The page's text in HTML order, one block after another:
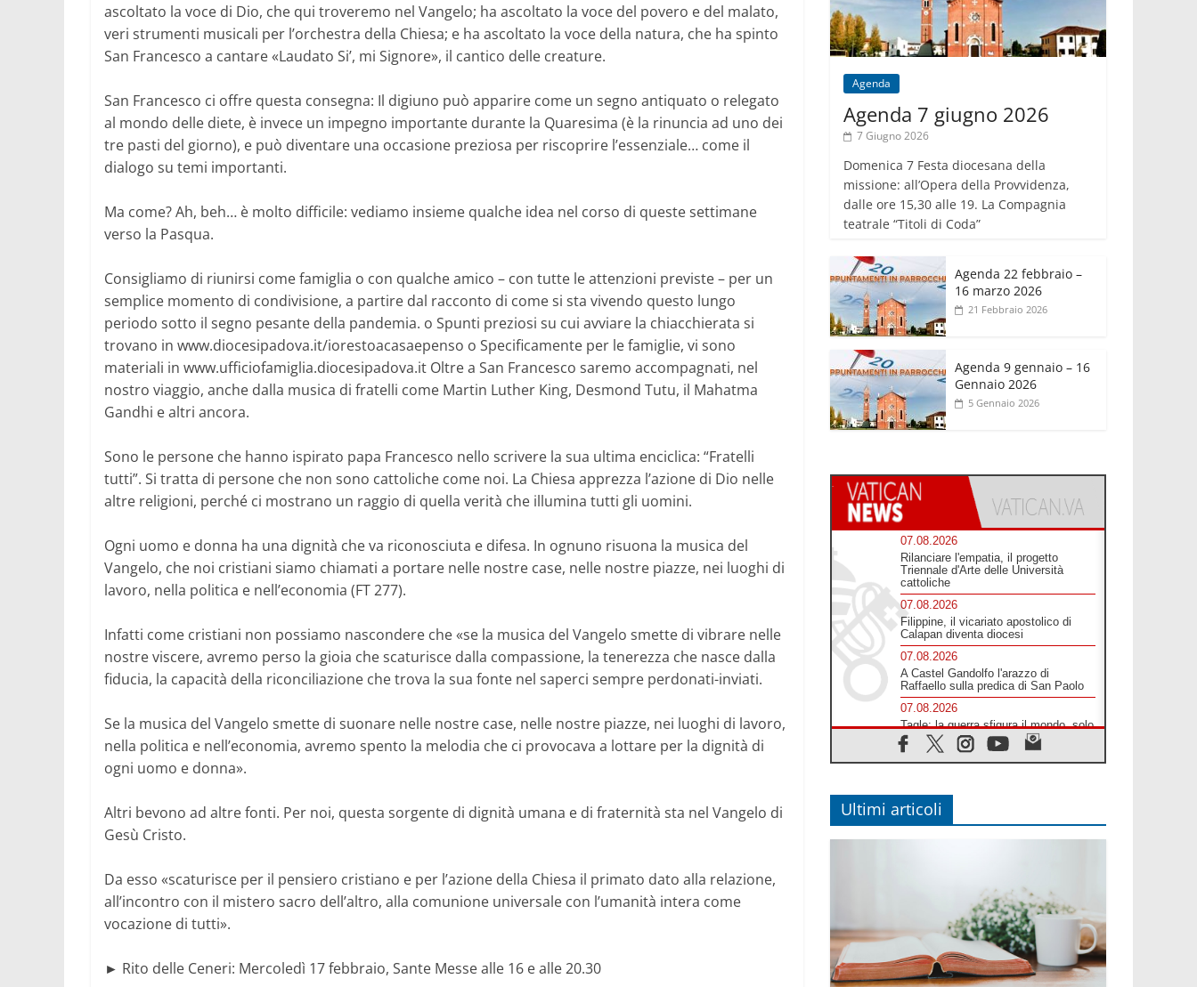
ascoltato la voce di Dio, che qui troveremo nel Vangelo; ha ascoltato la voce del povero e del malato,
veri strumenti musicali per l’orchestra della Chiesa; e ha ascoltato la voce della natura, che ha spinto
San Francesco a cantare «Laudato Si’, mi Signore», il cantico delle creature.
San Francesco ci offre questa consegna: Il digiuno può apparire come un segno antiquato o relegato
al mondo delle diete, è invece un impegno importante durante la Quaresima (è la rinuncia ad uno dei
tre pasti del giorno), e può diventare una occasione preziosa per riscoprire l’essenziale… come il
dialogo su temi importanti.
Ma come? Ah, beh… è molto difficile: vediamo insieme qualche idea nel corso di queste settimane
verso la Pasqua.
Consigliamo di riunirsi come famiglia o con qualche amico – con tutte le attenzioni previste – per un
semplice momento di condivisione, a partire dal racconto di come si sta vivendo questo lungo
periodo sotto il segno pesante della pandemia. o Spunti preziosi su cui avviare la chiacchierata si
trovano in www.diocesipadova.it/iorestoacasaepenso o Specificamente per le famiglie, vi sono
materiali in www.ufficiofamiglia.diocesipadova.it Oltre a San Francesco saremo accompagnati, nel
nostro viaggio, anche dalla musica di fratelli come Martin Luther King, Desmond Tutu, il Mahatma
Gandhi e altri ancora.
Sono le persone che hanno ispirato papa Francesco nello scrivere la sua ultima enciclica: “Fratelli
tutti”. Si tratta di persone che non sono cattoliche come noi. La Chiesa apprezza l’azione di Dio nelle
altre religioni, perché ci mostrano un raggio di quella verità che illumina tutti gli uomini.
Ogni uomo e donna ha una dignità che va riconosciuta e difesa. In ognuno risuona la musica del
Vangelo, che noi cristiani siamo chiamati a portare nelle nostre case, nelle nostre piazze, nei luoghi di
lavoro, nella politica e nell’economia (FT 277).
Infatti come cristiani non possiamo nascondere che «se la musica del Vangelo smette di vibrare nelle
nostre viscere, avremo perso la gioia che scaturisce dalla compassione, la tenerezza che nasce dalla
fiducia, la capacità della riconciliazione che trova la sua fonte nel saperci sempre perdonati-inviati.
Se la musica del Vangelo smette di suonare nelle nostre case, nelle nostre piazze, nei luoghi di lavoro,
nella politica e nell’economia, avremo spento la melodia che ci provocava a lottare per la dignità di
ogni uomo e donna».
Altri bevono ad altre fonti. Per noi, questa sorgente di dignità umana e di fraternità sta nel Vangelo di
Gesù Cristo.
Da esso «scaturisce per il pensiero cristiano e per l’azione della Chiesa il primato dato alla relazione,
all’incontro con il mistero sacro dell’altro, alla comunione universale con l’umanità intera come
vocazione di tutti».
► Rito delle Ceneri: Mercoledì 17 febbraio, Sante Messe alle 16 e alle 20.30
Agenda
Agenda 7 giugno 2026
7 Giugno 2026
Domenica 7 Festa diocesana della
missione: all’Opera della Provvidenza,
dalle ore 15,30 alle 19. La Compagnia
teatrale “Titoli di Coda”
Agenda 22 febbraio –
16 marzo 2026
21 Febbraio 2026
Agenda 9 gennaio – 16
Gennaio 2026
5 Gennaio 2026
07.08.2026
Rilanciare l'empatia, il progetto
Triennale d'Arte delle Università
cattoliche
07.08.2026
Filippine, il vicariato apostolico di
Calapan diventa diocesi
07.08.2026
A Castel Gandolfo l'arazzo di
Raffaello sulla predica di San Paolo
07.08.2026
Tagle: la guerra sfigura il mondo, solo
la rivelazione di Dio lo trasfigura
07.08.2026
07.08.2026
SIGNIS 2026, dare voce alle religiose
cattoliche nello spazio pubblico
crisi dimenticata
Italia, Antigone: carceri al limite della
sopravvivenza per caldo e
sovraffollamento
07.08.2026
Ultimi articoli